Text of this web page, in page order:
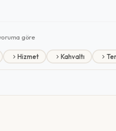
göre
Hizmet Kahvaltı